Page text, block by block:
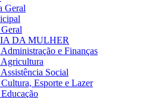
Geral
DA MULHER
e Finanças
Agricultura
Social
Cultura, Esporte e Lazer